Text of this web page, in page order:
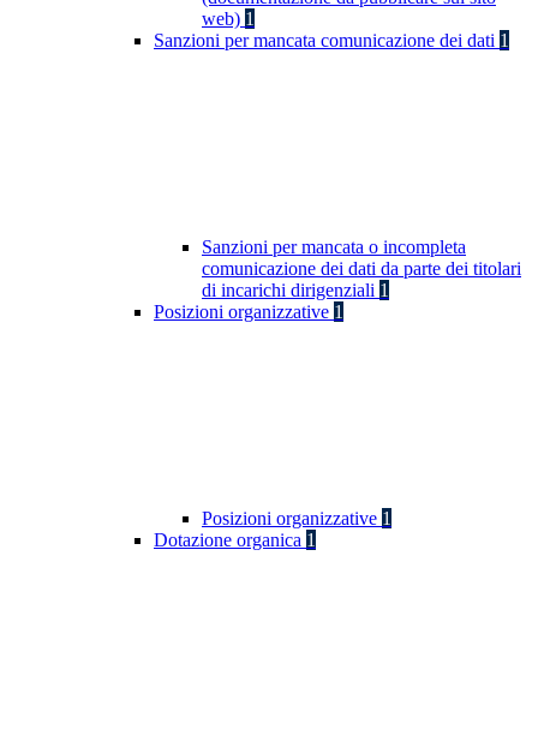
web) 1
Sanzioni per mancata comunicazione dei dati 1
Sanzioni per mancata o incompleta
comunicazione dei dati da parte dei titolari
di incarichi dirigenziali 1
Posizioni organizzative 1
Posizioni organizzative 1
Dotazione organica 1